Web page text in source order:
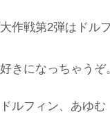
作戦第2弾はドル
きになっちゃうぞ
ルフィン、あゆむ